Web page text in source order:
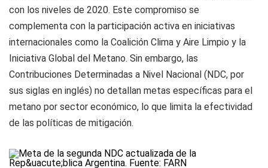
con los niveles de 2020. Este compromiso se
complementa con la participación activa en iniciativas
internacionales como la Coalición Clima y Aire Limpio y la
Iniciativa Global del Metano. Sin embargo, las
Contribuciones Determinadas a Nivel Nacional (NDC, por
sus siglas en inglés) no detallan metas específicas para el
metano por sector económico, lo que limita la efectividad
de las políticas de mitigación.